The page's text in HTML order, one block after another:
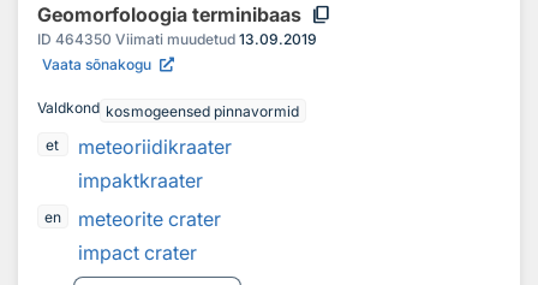
Geomorfoloogia terminibaas content_copy
ID 464350 Viimati muudetud 13.09.2019
Vaata sõnakogu
Valdkond kosmogeensed pinnavormid
et
meteoriidikraater
impaktkraater
en
meteorite crater
impact crater